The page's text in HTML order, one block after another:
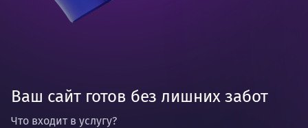
Ваш сайт готов без лишних забот
Что входит в услугу?